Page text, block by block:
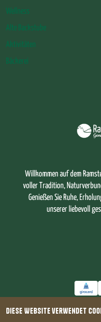
Diese Website verwendet
Wellness
Alte Backstube
Aktivitäten
Bäckerei
Willkommen auf dem
voller Tradition,
Genießen Sie Ruhe,
unserer liebevoll
© 2026 - Ramsteinerhof